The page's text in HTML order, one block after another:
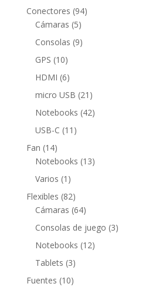
productos
Conectores 9494
Cámaras 55
productos
Consolas 99
GPS 1010
productos
HDMI 66
productos
micro USB 21 21
productos
Notebooks 4242
USB-C 11 11
Fan 1414
productos
Notebooks 1313
Varios 1 1
producto
Flexibles 8282
productos
Cámaras 6464
productos
Consolas de juego 33
Notebooks 1212
Tablets 33
productos
Fuentes 1010